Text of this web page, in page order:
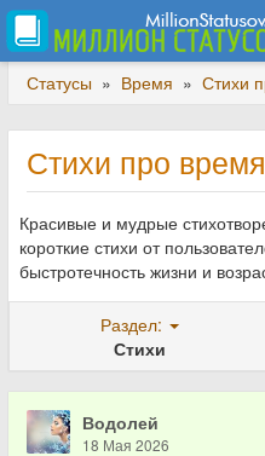
Статусы » Время » Стихи
Стихи про время
Красивые и мудрые
короткие стихи от
быстротечность жизни и
Раздел:
Стихи
Водолей
18 Мая 2026